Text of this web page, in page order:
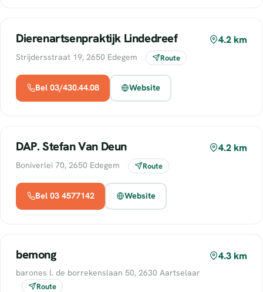
Dierenartsenpraktijk Lindedreef 4.2 km
Strijdersstraat 19, 2650 Edegem Route
Bel 03/430.44.08 Website
DAP. Stefan Van Deun 4.2 km
Boniverlei 70, 2650 Edegem Route
Bel 03 4577142 Website
bemong 4.3 km
barones l. de borrekenslaan 50, 2630 Aartselaar
Route